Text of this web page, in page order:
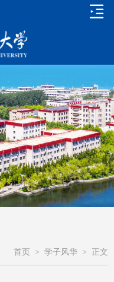
首页 > 学子风华 > 正文